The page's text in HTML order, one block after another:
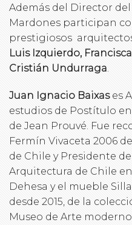
Además del Director
Mardones participan
prestigiosos
Luis Izquierdo,
Cristián Undurraga
Juan Ignacio Baixases
estudios de Postítulo
de Jean Prouvé. Fue
Fermín Vivaceta 2006
de Chile y Presidente
Arquitectura de Chile
Dehesa y el mueble
desde 2015, de la
Museo de Arte moderno